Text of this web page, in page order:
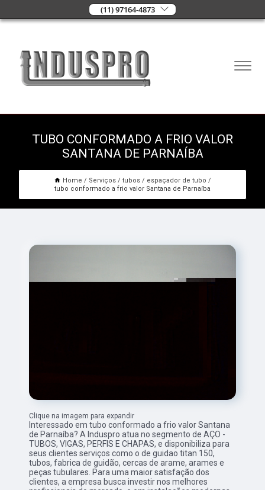
(11) 97164-4873
TUBO CONFORMADO A FRIO VALOR
SANTANA DE PARNAÍBA
Home Serviços tubos
espaçador de tubo
tubo conformado a frio valor Santana de Parnaíba
Clique na imagem para expandir
Interessado em tubo conformado a frio valor Santana
de Parnaíba? A Induspro atua no segmento de AÇO -
TUBOS, VIGAS, PERFIS E CHAPAS, e disponibiliza para
seus clientes serviços como o de guidao titan 150,
tubos, fabrica de guidão, cercas de arame, arames e
peças tubulares. Para uma maior satisfação dos
clientes, a empresa busca investir nos melhores